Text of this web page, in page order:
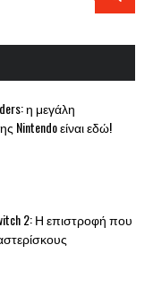
η μεγάλη
Nintendo είναι εδώ!
2: Η επιστροφή που